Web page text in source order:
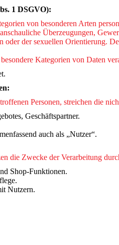
1 DSGVO):
von besonderen Arten
Überzeugungen,
oder der sexuellen
Kategorien von Daten
Personen, streichen die
Geschäftspartner.
auch als „Nutzer“.
die Zwecke der Verarbeitung
Shop-Funktionen.
Nutzern.